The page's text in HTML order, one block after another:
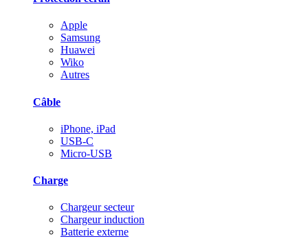
Apple
Samsung
Huawei
Wiko
Autres
Câble
iPhone, iPad
USB-C
Micro-USB
Charge
Chargeur secteur
Chargeur induction
Batterie externe